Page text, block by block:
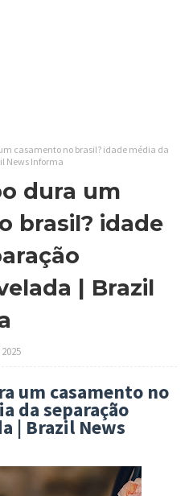
casamento no brasil? idade média da
News Informa
dura um
brasil? idade
| Brazil
um casamento no
da separação
| Brazil News